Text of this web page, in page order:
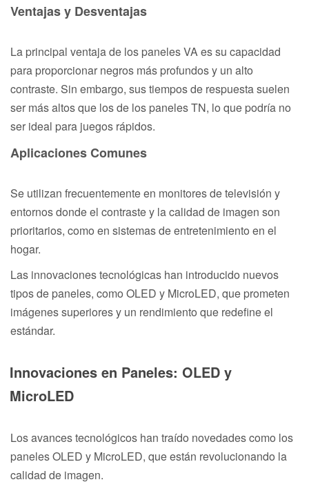
Ventajas y Desventajas
La principal ventaja de los paneles VA es su capacidad
para proporcionar negros más profundos y un alto
contraste. Sin embargo, sus tiempos de respuesta suelen
ser más altos que los de los paneles TN, lo que podría no
ser ideal para juegos rápidos.
Aplicaciones Comunes
Se utilizan frecuentemente en monitores de televisión y
entornos donde el contraste y la calidad de imagen son
prioritarios, como en sistemas de entretenimiento en el
hogar.
Las innovaciones tecnológicas han introducido nuevos
tipos de paneles, como OLED y MicroLED, que prometen
imágenes superiores y un rendimiento que redefine el
estándar.
Innovaciones en Paneles: OLED y
MicroLED
Los avances tecnológicos han traído novedades como los
paneles OLED y MicroLED, que están revolucionando la
calidad de imagen.